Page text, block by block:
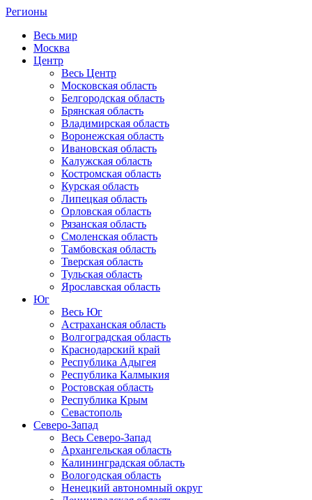
Регионы
Весь мир
Москва
Центр
Весь Центр
Московская область
Белгородская область
Брянская область
Владимирская область
Воронежская область
Ивановская область
Калужская область
Костромская область
Курская область
Липецкая область
Орловская область
Рязанская область
Смоленская область
Тамбовская область
Тверская область
Тульская область
Ярославская область
Юг
Весь Юг
Астраханская область
Волгоградская область
Краснодарский край
Республика Адыгея
Республика Калмыкия
Ростовская область
Республика Крым
Севастополь
Северо-Запад
Весь Северо-Запад
Архангельская область
Калининградская область
Вологодская область
Ненецкий автономный округ